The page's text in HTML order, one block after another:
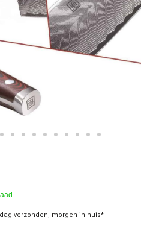
verzonden, morgen in huis*